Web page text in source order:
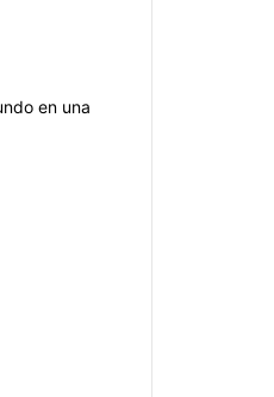
en una